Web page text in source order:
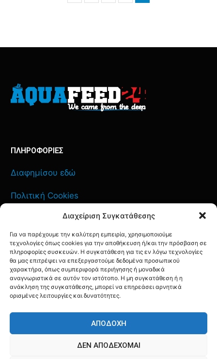
Διαχείριση Συγκατάθεσης
Για να παρέχουμε την καλύτερη εμπειρία, χρησιμοποιούμε
τεχνολογίες όπως cookies για την αποθήκευση ή/και την πρόσβαση σε
πληροφορίες συσκευών. Η συγκατάθεση για τις εν λόγω τεχνολογίες
θα μας επιτρέψει να επεξεργαστούμε δεδομένα προσωπικού
χαρακτήρα, όπως συμπεριφορά περιήγησης ή μοναδικά
αναγνωριστικά σε αυτόν τον ιστότοπο. Η μη συγκατάθεση ή η
ανάκληση της συγκατάθεσης, μπορεί να επηρεάσει αρνητικά
ορισμένες λειτουργίες και δυνατότητες.
ΑΠΟΔΟΧΉ
ΔΕΝ ΑΠΟΔΈΧΟΜΑΙ
ΠΛΗΡΟΦΟΡΙΕΣ
Διαφημίσου εδώ
Πολιτική Cookies
Πολιτική Απορρήτου
ΕΠΙΚΟΙΝΩΝΙΑ
YOUTUBE